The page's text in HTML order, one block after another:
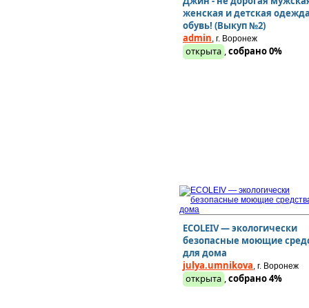
женская и детская
обувь! (Выкуп №2)
admin, г. Воронеж
открыта ,собрано 0%
ECOLEIV — экологически
безопасные моющие
для дома
julya.umnikova, г. Воронеж
открыта ,собрано 4%